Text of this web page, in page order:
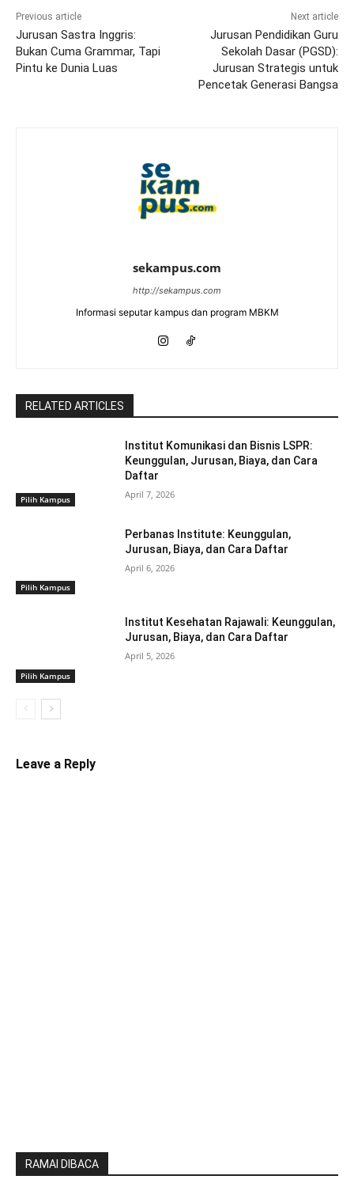
Previous article
Jurusan Sastra Inggris:
Bukan Cuma Grammar, Tapi
Pintu ke Dunia Luas
Next article
Jurusan Pendidikan Guru
Sekolah Dasar (PGSD):
Jurusan Strategis untuk
Pencetak Generasi Bangsa
sekampus.com
http://sekampus.com
Informasi seputar kampus dan program MBKM
RELATED ARTICLES
Pilih Kampus
Institut Komunikasi dan Bisnis LSPR:
Keunggulan, Jurusan, Biaya, dan Cara
Daftar
April 7, 2026
Pilih Kampus
Perbanas Institute: Keunggulan,
Jurusan, Biaya, dan Cara Daftar
April 6, 2026
Pilih Kampus
Institut Kesehatan Rajawali: Keunggulan,
Jurusan, Biaya, dan Cara Daftar
April 5, 2026
Leave a Reply
RAMAI DIBACA